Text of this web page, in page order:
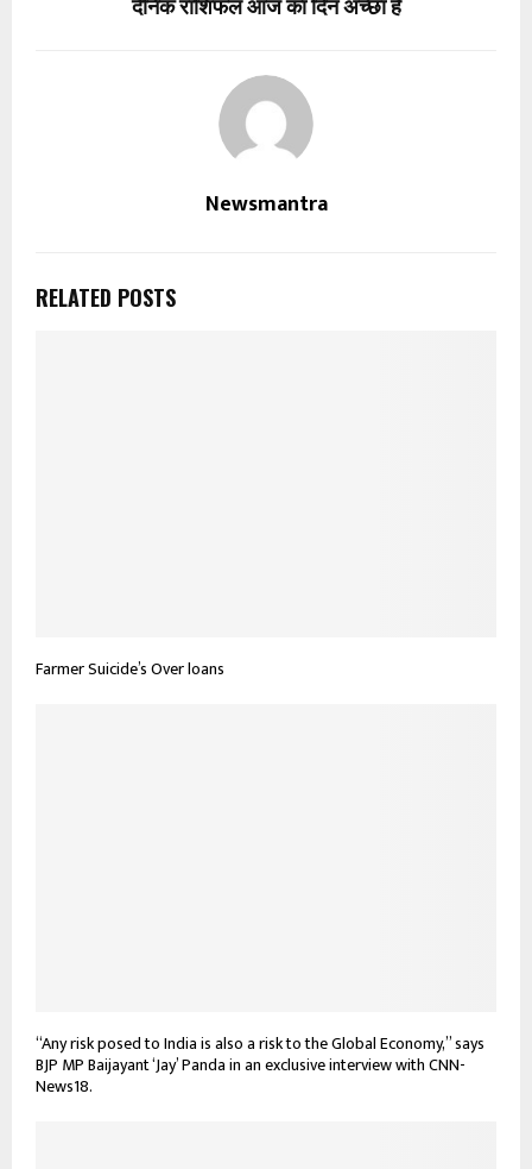
दैनिक राशिफल आज का दिन अच्छा है
Newsmantra
RELATED POSTS
Farmer Suicide’s Over loans
“Any risk posed to India is also a risk to the Global Economy,” says
BJP MP Baijayant ‘Jay’ Panda in an exclusive interview with CNN-
News18.